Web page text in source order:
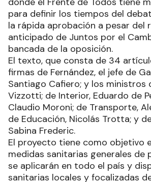
para definir los tiempos del
la rápida aprobación a pesar del
anticipado de Juntos por el
bancada de la oposición.
El texto, que consta de 34
firmas de Fernández, el jefe de
Santiago Cafiero; y los ministros
Vizzotti; de Interior, Eduardo de
Claudio Moroni; de Transporte,
de Educación, Nicolás Trotta; y
Sabina Frederic.
El proyecto tiene como objetivo
medidas sanitarias generales de
se aplicarán en todo el país y
sanitarias locales y focalizadas